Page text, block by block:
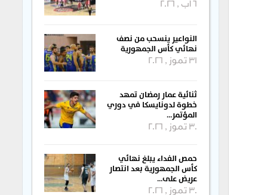
6 آب , 2026
النواعير ينسحب من نصف
نهائي كأس الجمهورية
31 تموز , 2026
ثنائية عمار رمضان تمهد
خطوة لدونايسكا في دوري
المؤتمر…
30 تموز , 2026
حمص الفداء يبلغ نهائي
كأس الجمهورية بعد انتصار
عريض على…
30 تموز , 2026